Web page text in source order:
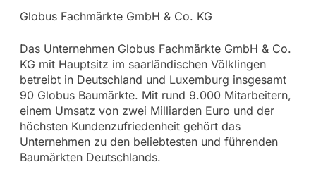
Globus Fachmärkte GmbH & Co. KG
Das Unternehmen Globus Fachmärkte GmbH & Co.
KG mit Hauptsitz im saarländischen Völklingen
betreibt in Deutschland und Luxemburg insgesamt
90 Globus Baumärkte. Mit rund 9.000 Mitarbeitern,
einem Umsatz von zwei Milliarden Euro und der
höchsten Kundenzufriedenheit gehört das
Unternehmen zu den beliebtesten und führenden
Baumärkten Deutschlands.